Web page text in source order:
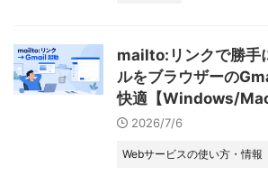
mailto:リンクで勝手
ルをブラウザーの
快適【Windows/Mac
2026/7/6
Webサービスの使い方・情報